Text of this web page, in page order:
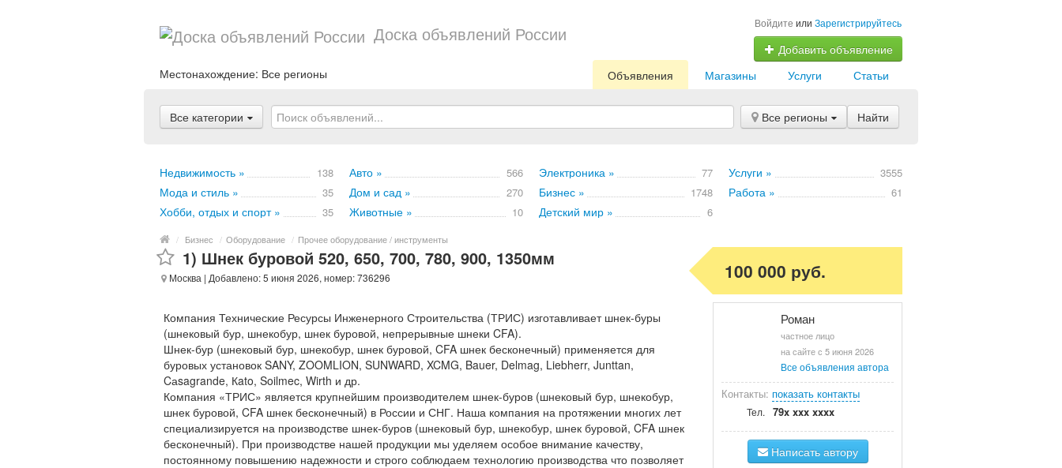
Доска объявлений России Войдите или Зарегистрируйтесь
Добавить объявление
Местонахождение: Все регионы Статьи
Услуги
Магазины
Объявления
Все категории Все регионы Найти
Недвижимость » 138 Авто » 566 Электроника » 77 Услуги » 3555
Мода и стиль » 35 Дом и сад » 270 Бизнес » 1748 Работа » 61
Хобби, отдых и спорт » 35 Животные » 10 Детский мир » 6
/ Бизнес / Оборудование / Прочее оборудование / инструменты
1) Шнек буровой 520, 650, 700, 780, 900, 1350мм
Москва | Добавлено: 5 июня 2026, номер: 736296
Компания Технические Ресурсы Инженерного Строительства (ТРИС) изготавливает шнек-буры
(шнековый бур, шнекобур, шнек буровой, непрерывные шнеки CFA).
Шнек-бур (шнековый бур, шнекобур, шнек буровой, CFA шнек бесконечный) применяется для
буровых установок SANY, ZOOMLION, SUNWARD, XCMG, Bauer, Delmag, Liebherr, Junttan,
Cаsagrande, Кato, Soilmec, Wirth и др.
Компания «ТРИС» является крупнейшим производителем шнек-буров (шнековый бур, шнекобур,
шнек буровой, CFA шнек бесконечный) в России и СНГ. Наша компания на протяжении многих лет
специализируется на производстве шнек-буров (шнековый бур, шнекобур, шнек буровой, CFA шнек
бесконечный). При производстве нашей продукции мы уделяем особое внимание качеству,
постоянному повышению надежности и строго соблюдаем технологию производства что позволяет
100 000 руб.
Роман
частное лицо
на сайте с 5 июня 2026
Все объявления автора
Контакты: показать контакты
Тел. 79x xxx xxxx
Написать автору